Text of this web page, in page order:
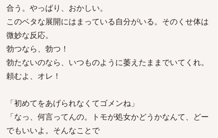
合う。やっぱり、おかしい。
このベタな展開にはまっている自分がいる。そのくせ体は
微妙な反応。
勃つなら、勃つ！
勃たないのなら、いつものように萎えたままでいてくれ。
頼むよ、オレ！
「初めてをあげられなくてゴメンね」
「なっ、何言ってんの。トモが処女かどうかなんて、どー
でもいいよ。そんなことで